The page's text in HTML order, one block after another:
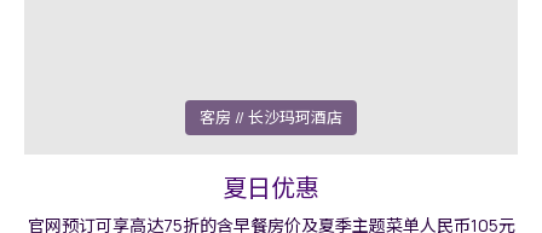
客房 // 长沙玛珂酒店
夏日优惠
官网预订可享高达75折的含早餐房价及夏季主题菜单人民币105元